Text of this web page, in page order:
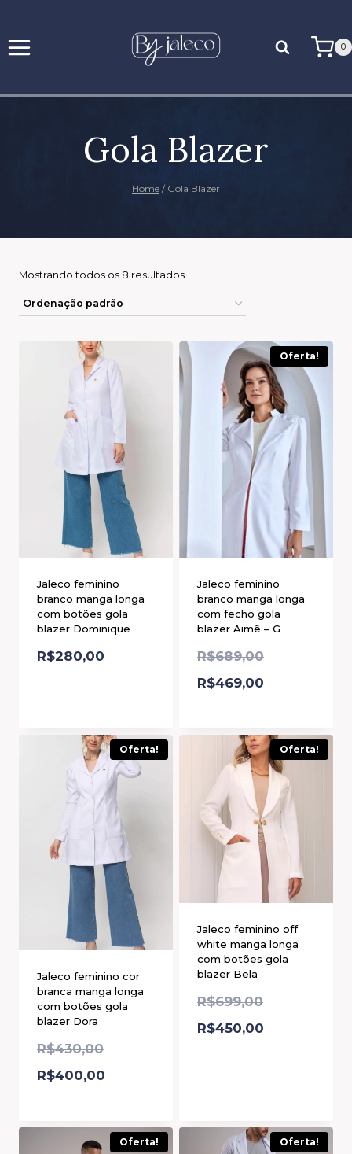
0
Gola Blazer
Home / Gola Blazer
Mostrando todos os 8 resultados
Jaleco feminino
branco manga longa
com botões gola
blazer Dominique
R$280,00
Oferta!
Jaleco feminino
branco manga longa
com fecho gola
blazer Aimê – G
R$689,00
R$469,00
Oferta!
Jaleco feminino cor
branca manga longa
com botões gola
blazer Dora
R$430,00
R$400,00
Oferta!
Jaleco feminino off
white manga longa
com botões gola
blazer Bela
R$699,00
R$450,00
Oferta! Oferta!